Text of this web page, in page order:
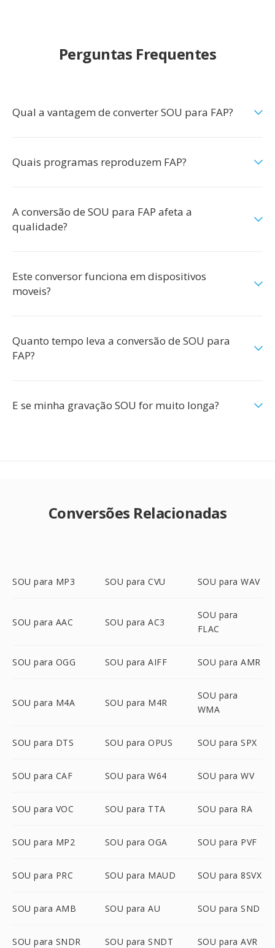
Perguntas Frequentes
Qual a vantagem de converter SOU para FAP?
Quais programas reproduzem FAP?
A conversão de SOU para FAP afeta a
qualidade?
Este conversor funciona em dispositivos
moveis?
Quanto tempo leva a conversão de SOU para
FAP?
E se minha gravação SOU for muito longa?
Conversões Relacionadas
SOU para MP3 SOU para CVU SOU para WAV
SOU para AAC SOU para AC3
SOU para
FLAC
SOU para OGG SOU para AIFF SOU para AMR
SOU para M4A SOU para M4R
SOU para
WMA
SOU para DTS SOU para OPUS SOU para SPX
SOU para CAF SOU para W64 SOU para WV
SOU para VOC SOU para TTA SOU para RA
SOU para MP2 SOU para OGA SOU para PVF
SOU para PRC SOU para MAUD SOU para 8SVX
SOU para AMB SOU para AU SOU para SND
SOU para SNDR SOU para SNDT SOU para AVR